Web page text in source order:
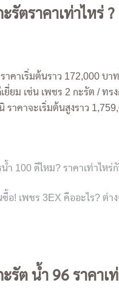
รัตราคาเท่าไหร่ ?
าคาเริ่มต้นราว 172,000 บา
ยี่ยม เช่น เพชร 2 กะรัต / ทร
ราคาจะเริ่มต้นสูงราว
น้ำ 100 ดีไหม? ราคาเท่าไหร่
อ! เพชร 3EX คืออะไร? ต่า
รัต น้ำ 96 ราคาเ